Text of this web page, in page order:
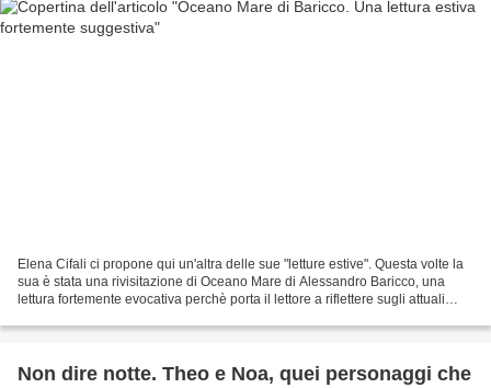
Elena Cifali ci propone qui un'altra delle sue "letture estive". Questa volte la
sua è stata una rivisitazione di Oceano Mare di Alessandro Baricco, una
lettura fortemente evocativa perchè porta il lettore a riflettere sugli attuali
Non dire notte. Theo e Noa, quei personaggi che